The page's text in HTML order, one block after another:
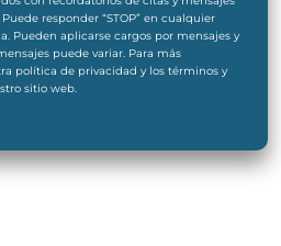
responder “STOP” en cualquier
Pueden aplicarse cargos por mensajes y
puede variar. Para más
política de privacidad y los términos y
sitio web.